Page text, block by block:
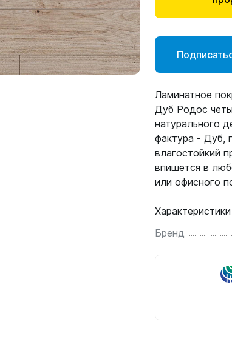
Ламинатное
Дуб Родос
натурального
фактура - Дуб,
влагостойкий
впишется в
или офисного
Характеристики
Бренд